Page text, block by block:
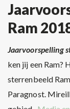
Ram
Jaarvoorspelling
ken jij een Ram?
sterrenbeeld
Paragnost.